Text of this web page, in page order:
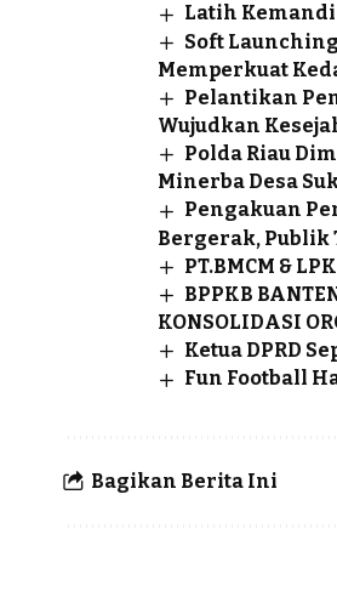
Latih
Soft Launching
Memperkuat
Pelantikan
Wujudkan
Polda Riau
Minerba Desa
Pengakuan
Bergerak, Publik
PT.BMCM &
BPPKB
KONSOLIDASI
Ketua DPRD
Fun Football
Bagikan Berita Ini